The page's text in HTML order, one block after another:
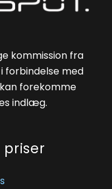
kommission fra
forbindelse med
forekomme
indlæg.